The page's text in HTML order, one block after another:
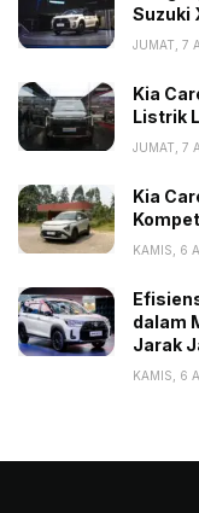
Bagi konsumen
Rp88. juta. Angka
Honda Monkey
premium yang
pemiliknya di tanah
Tags: Harga Honda
Suzuki
JUMAT, 7
Kia
Listrik
JUMAT, 7
Kia
KAMIS, 6
dalam
Jarak
KAMIS, 6